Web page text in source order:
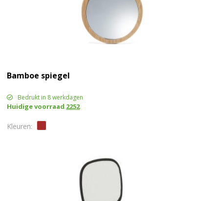
Bamboe spiegel
Bedrukt in 8 werkdagen
Huidige voorraad 2252